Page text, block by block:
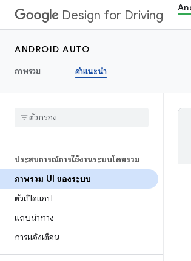
Design for Driving
ANDROID AUTO
ภาพรวม
คำแนะนำ
ประสบการณ์การใช้งานระบบโดยรวม
ภาพรวม UI ของระบบ
ตัวเปิดแอป
แถบนําทาง
การแจ้งเตือน